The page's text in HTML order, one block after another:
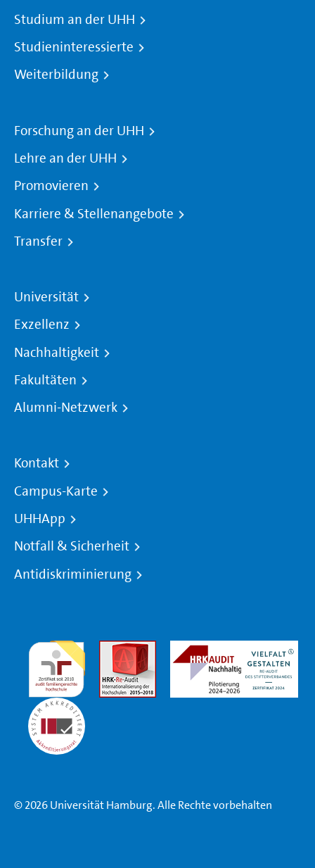
Studium an der UHH
Studieninteressierte
Weiterbildung
Forschung an der UHH
Lehre an der UHH
Promovieren
Karriere & Stellenangebote
Transfer
Universität
Exzellenz
Nachhaltigkeit
Fakultäten
Alumni-Netzwerk
Kontakt
Campus-Karte
UHHApp
Notfall & Sicherheit
Antidiskriminierung
© 2026 Universität Hamburg. Alle Rechte vorbehalten